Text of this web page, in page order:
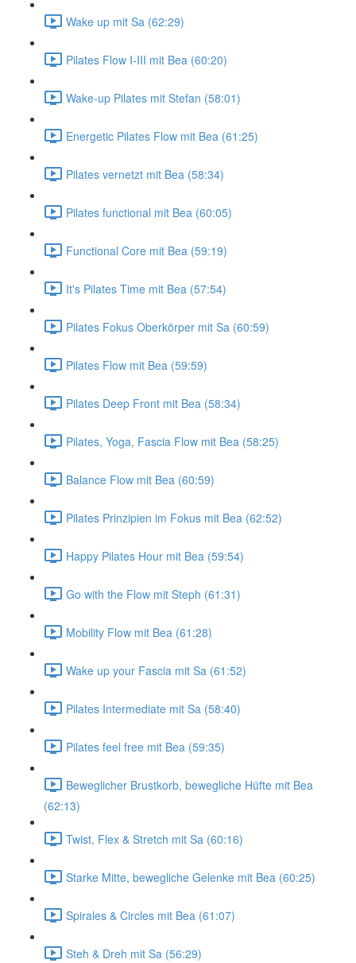
Wake up mit Sa (62:29)
Pilates Flow I-III mit Bea (60:20)
Wake-up Pilates mit Stefan (58:01)
Energetic Pilates Flow mit Bea (61:25)
Pilates vernetzt mit Bea (58:34)
Pilates functional mit Bea (60:05)
Functional Core mit Bea (59:19)
It's Pilates Time mit Bea (57:54)
Pilates Fokus Oberkörper mit Sa (60:59)
Pilates Flow mit Bea (59:59)
Pilates Deep Front mit Bea (58:34)
Pilates, Yoga, Fascia Flow mit Bea (58:25)
Balance Flow mit Bea (60:59)
Pilates Prinzipien im Fokus mit Bea (62:52)
Happy Pilates Hour mit Bea (59:54)
Go with the Flow mit Steph (61:31)
Mobility Flow mit Bea (61:28)
Wake up your Fascia mit Sa (61:52)
Pilates Intermediate mit Sa (58:40)
Pilates feel free mit Bea (59:35)
Beweglicher Brustkorb, bewegliche Hüfte mit Bea
(62:13)
Twist, Flex & Stretch mit Sa (60:16)
Starke Mitte, bewegliche Gelenke mit Bea (60:25)
Spirales & Circles mit Bea (61:07)
Steh & Dreh mit Sa (56:29)